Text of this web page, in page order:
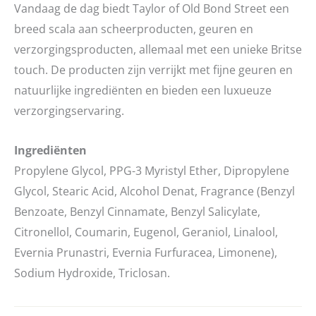
Vandaag de dag biedt Taylor of Old Bond Street een
breed scala aan scheerproducten, geuren en
verzorgingsproducten, allemaal met een unieke Britse
touch. De producten zijn verrijkt met fijne geuren en
natuurlijke ingrediënten en bieden een luxueuze
verzorgingservaring.
Ingrediënten
Propylene Glycol, PPG-3 Myristyl Ether, Dipropylene
Glycol, Stearic Acid, Alcohol Denat, Fragrance (Benzyl
Benzoate, Benzyl Cinnamate, Benzyl Salicylate,
Citronellol, Coumarin, Eugenol, Geraniol, Linalool,
Evernia Prunastri, Evernia Furfuracea, Limonene),
Sodium Hydroxide, Triclosan.